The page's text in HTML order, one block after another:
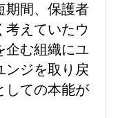
期間、保護者
考えていたウ
企む組織にユ
ンジを取り戻
しての本能が